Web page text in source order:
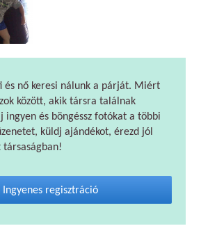
és nő keresi nálunk a párját. Miért
között, akik társra találnak
ingyen és böngéssz fotókat a többi
küldj ajándékot, érezd jól
Ingyenes regisztráció